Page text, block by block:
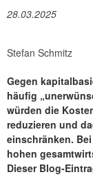
28.03.2025
Stefan Schmitz
Gegen
häufig
würden die
reduzieren und
einschränken.
hohen
Dieser Blog-